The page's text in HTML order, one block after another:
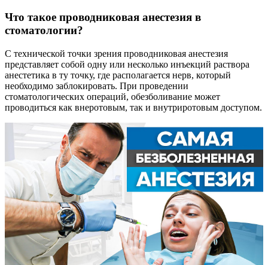
Что такое проводниковая анестезия в
стоматологии?
С технической точки зрения проводниковая анестезия
представляет собой одну или несколько инъекций раствора
анестетика в ту точку, где располагается нерв, который
необходимо заблокировать. При проведении
стоматологических операций, обезболивание может
проводиться как внеротовым, так и внутриротовым доступом.